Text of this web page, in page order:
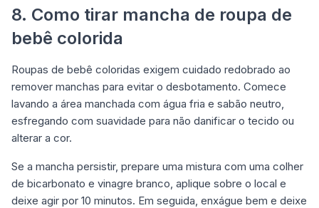
8. Como tirar mancha de roupa de
bebê colorida
Roupas de bebê coloridas exigem cuidado redobrado ao
remover manchas para evitar o desbotamento. Comece
lavando a área manchada com água fria e sabão neutro,
esfregando com suavidade para não danificar o tecido ou
alterar a cor.
Se a mancha persistir, prepare uma mistura com uma colher
de bicarbonato e vinagre branco, aplique sobre o local e
deixe agir por 10 minutos. Em seguida, enxágue bem e deixe